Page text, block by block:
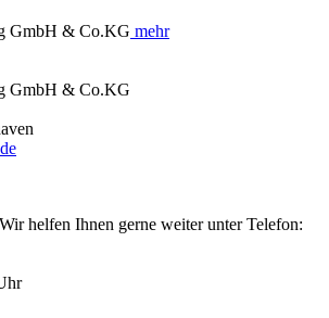
GmbH & Co.KG mehr
GmbH & Co.KG
helfen Ihnen gerne weiter unter Telefon: